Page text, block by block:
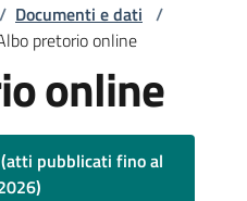
/ Documenti e dati /
pretorio online
online
pubblicati fino al